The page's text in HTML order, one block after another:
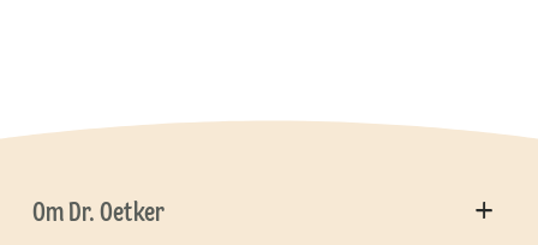
Om Dr. Oetker